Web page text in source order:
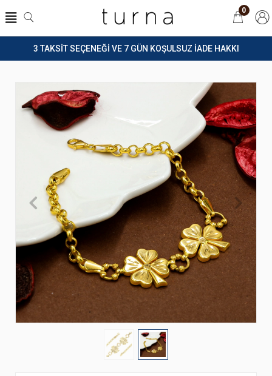
3 TAKSİT SEÇENEĞİ VE 7 GÜN KOŞULSUZ İADE HAKKI
0